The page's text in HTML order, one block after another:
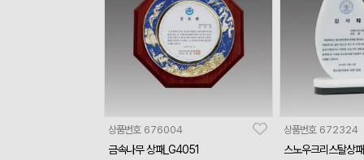
상품번호 676004
금속나무 상패_G4051
상품번호 672324
스노우크리스탈상